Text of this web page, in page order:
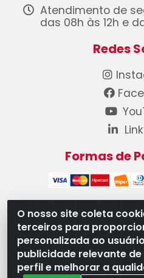
O nosso site coleta
terceiros para
personalizada ao
publicidade relevante
perfil e melhorar a
Atendimento de
das 08h às 12h e
Redes
Formas de
WB Componentes
08.528.393/0001-12 - Rua
Oeste Industrial,